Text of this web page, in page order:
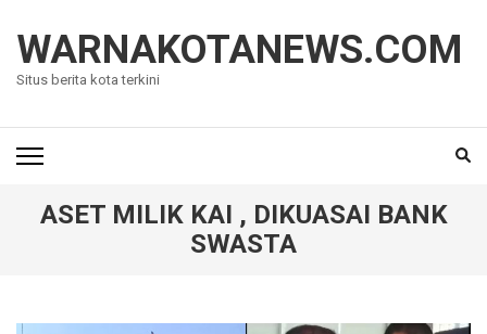
konten
(Tekan
WARNAKOTANEWS.COM
Situs berita kota terkini
ASET MILIK KAI , DIKUASAI BANK
SWASTA